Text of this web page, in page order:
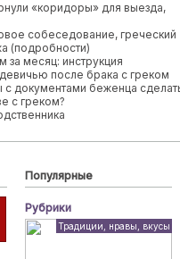
«коридоры» для выезда,
собеседование, греческий
(подробности)
за месяц: инструкция
после брака с греком
с документами беженца
с греком?
Популярные
Рубрики
Традиции, нравы, вкусы